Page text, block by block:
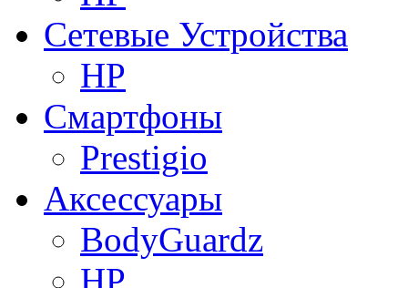
Сетевые Устройства
HP
Смартфоны
Prestigio
Аксессуары
BodyGuardz
HP